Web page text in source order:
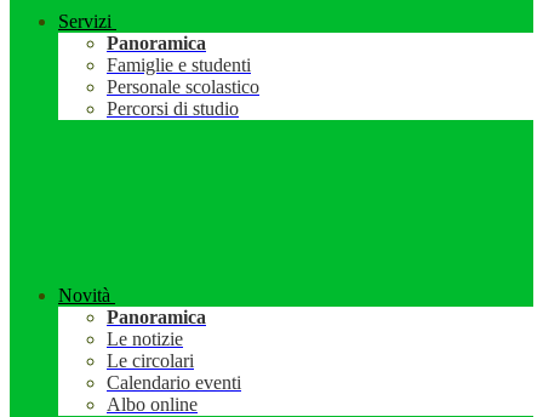
Servizi
Panoramica
Famiglie e studenti
Personale scolastico
Percorsi di studio
Novità
Panoramica
Le notizie
Le circolari
Calendario eventi
Albo online